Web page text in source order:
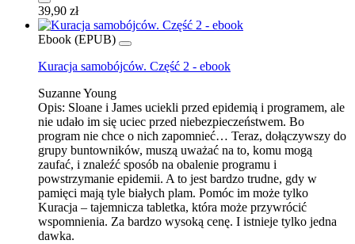
39,90 zł
Ebook (EPUB)
Kuracja samobójców. Część 2 - ebook
Suzanne Young
Opis: Sloane i James uciekli przed epidemią i programem, ale
nie udało im się uciec przed niebezpieczeństwem. Bo
program nie chce o nich zapomnieć… Teraz, dołączywszy do
grupy buntowników, muszą uważać na to, komu mogą
zaufać, i znaleźć sposób na obalenie programu i
powstrzymanie epidemii. A to jest bardzo trudne, gdy w
pamięci mają tyle białych plam. Pomóc im może tylko
Kuracja – tajemnicza tabletka, która może przywrócić
wspomnienia. Za bardzo wysoką cenę. I istnieje tylko jedna
dawka.